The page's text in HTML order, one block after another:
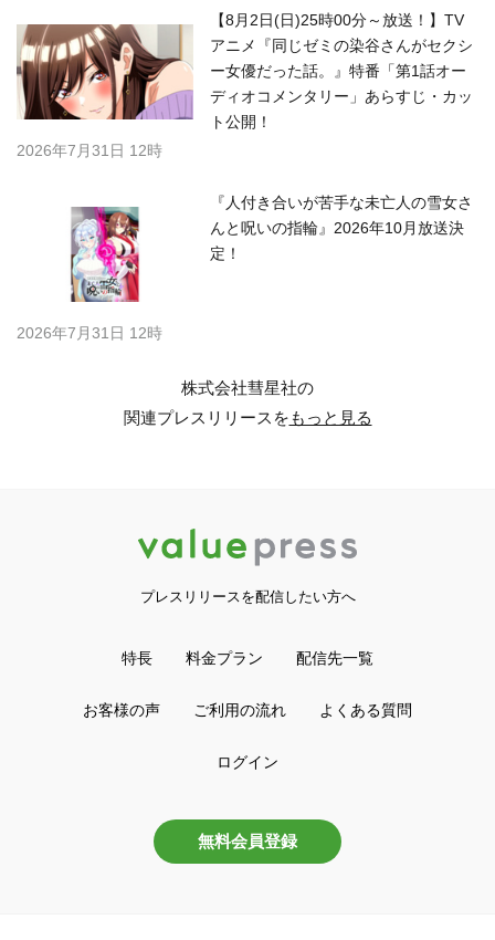
【8月2日(日)25時00分～放送！】TV
アニメ『同じゼミの染谷さんがセクシ
ー女優だった話。』特番「第1話オー
ディオコメンタリー」あらすじ・カッ
ト公開！
2026年7月31日 12時
『人付き合いが苦手な未亡人の雪女さ
んと呪いの指輪』2026年10月放送決
定！
2026年7月31日 12時
株式会社彗星社の
関連プレスリリースをもっと見る
プレスリリースを配信したい方へ
特長 料金プラン 配信先一覧
お客様の声 ご利用の流れ よくある質問
ログイン
無料会員登録